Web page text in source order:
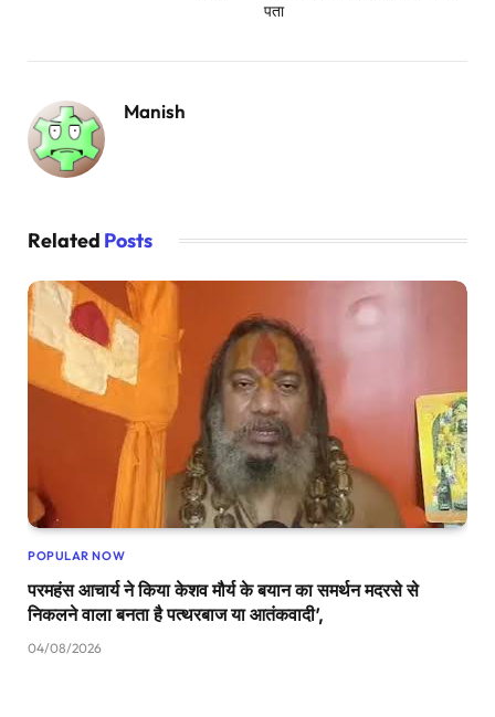
पता
Manish
Related Posts
POPULAR NOW
परमहंस आचार्य ने किया केशव मौर्य के बयान का समर्थन मदरसे से
निकलने वाला बनता है पत्थरबाज या आतंकवादी’,
04/08/2026